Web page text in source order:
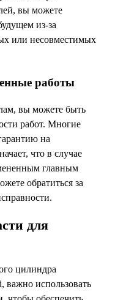
вы можете
из-за
или несовместимых
работы
вы можете быть
работ. Многие
на
что в случае
главным
обратиться за
для
цилиндра
важно использовать